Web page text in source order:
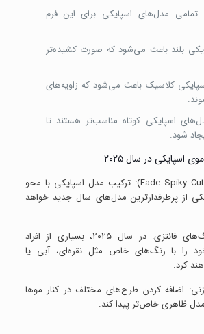
مدل‌های اسپایکی برای این فرم
بلند باعث می‌شود که صورت کشیده‌تر
کلاسیک باعث می‌شود که زاویه‌های
اسپایکی کوتاه مناسب‌تر هستند تا
شود.
در سال ۲۰۲۵
مدل اسپایکی محو (Fade Spiky Cut): ترکیب مدل اسپایکی با محو
از پرطرفدارترین مدل‌های سال جدید خواهد
مدل اسپایکی با رنگ‌های فانتزی: در سال ۲۰۲۵، بسیاری از افراد
را با رنگ‌های خاص مثل نقره‌ای، آبی یا
کرد.
اضافه کردن طرح‌های مختلف در کنار موها
ظاهری خاص‌تر پیدا کند.